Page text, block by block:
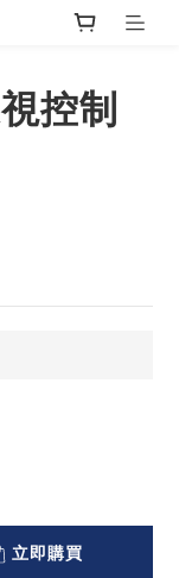
控制
立即購買